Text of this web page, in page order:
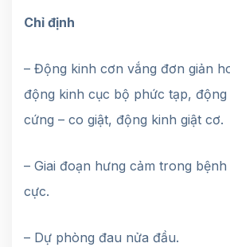
Chỉ định
– Động kinh cơn vắng đơn giản
động kinh cục bộ phức tạp,
cứng – co giật, động kinh giật cơ.
– Giai đoạn hưng cảm trong
cực.
– Dự phòng đau nửa đầu.